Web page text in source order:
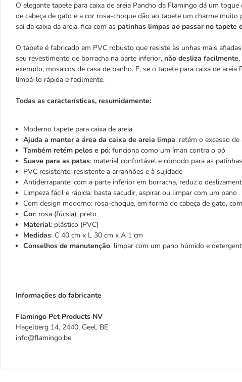
O elegante tapete para caixa de areia Pancho da Flamingo dá um
de cabeça de gato e a cor rosa-choque dão ao tapete um charme
sai da caixa da areia, fica com as patinhas limpas ao passar no tapete
O tapete é fabricado em PVC robusto que resiste às unhas mais
seu revestimento de borracha na parte inferior, não desliza facilmente
exemplo, mosaicos de casa de banho. E, se o tapete para caixa de
limpá-lo rápida e facilmente.
Todas as características, resumidamente:
Moderno tapete para caixa de areia
Ajuda a manter a área da caixa de areia limpa: retém o excesso de
Também retém pelos e pó: funciona como um íman contra o pó
Suave para as patas: material confortável e cómodo para as patinhas
PVC resistente: resistente a arranhões e à sujidade
Antiderrapante: com a parte inferior em borracha, reduz o
Limpeza fácil e rápida: basta sacudir, aspirar ou limpar com um pano
Com design moderno: rosa-choque, em forma de cabeça de gato,
Cor: rosa (fúcsia), preto
Material: plástico (PVC)
Medidas: C 40 cm x L 30 cm x A 1 cm
Conselhos de manutenção: limpar com um pano húmido e
Informações do fabricante
Flamingo Pet Products NV
Hagelberg 14, 2440, Geel, BE
info@flamingo.be